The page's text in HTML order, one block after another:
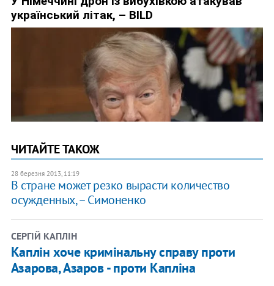
ЧИТАЙТЕ ТАКОЖ
28 березня 2013, 11:19
В стране может резко вырасти количество
осужденных, – Симоненко
СЕРГІЙ КАПЛІН
Каплін хоче кримінальну справу проти
Азарова, Азаров - проти Капліна